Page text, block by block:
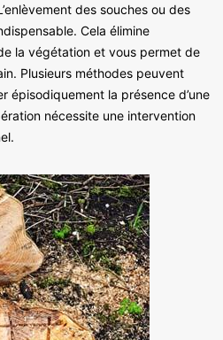
des souches ou des
Cela élimine
la végétation et vous permet de
Plusieurs méthodes peuvent
épisodiquement la présence d’une
nécessite une intervention